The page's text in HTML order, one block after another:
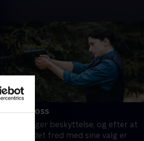
6. The Boss
Cocìss søger beskyttelse, og efter at
have fundet fred med sine valg er